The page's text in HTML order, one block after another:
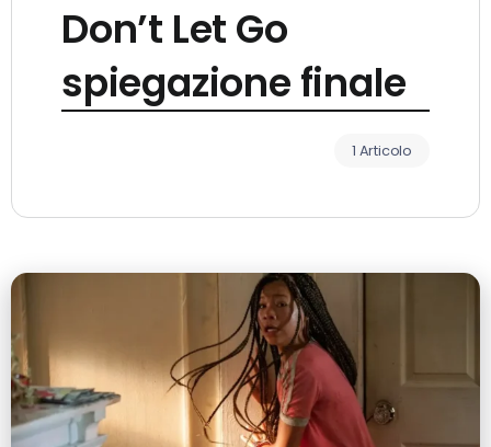
Don’t Let Go
spiegazione finale
1 Articolo